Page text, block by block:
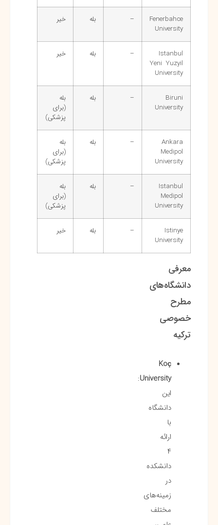
Fenerbahce
University
– بله خیر
Istanbul
Yeni Yuzyil
University
– بله خیر
Biruni
University
– بله
بله
(برای
پزشکی)
Ankara
Medipol
University
– بله
بله
(برای
پزشکی)
Istanbul
Medipol
University
– بله
بله
(برای
پزشکی)
Istinye
University
– بله خیر
معرفی
دانشگاه‌های
مطرح
خصوصی
ترکیه
Koç
University
:
این
دانشگاه
با
ارائه
۴
دانشکده
در
زمینه‌های
مختلف